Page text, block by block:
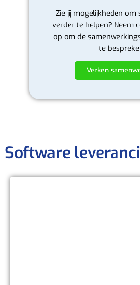
Zie jij mogelijkheden om
verder te helpen? Neem
op om de
te
Verken
Software